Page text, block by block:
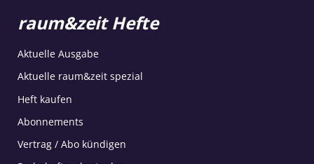
raum&zeit Hefte
Aktuelle Ausgabe
Aktuelle raum&zeit spezial
Heft kaufen
Abonnements
Vertrag / Abo kündigen